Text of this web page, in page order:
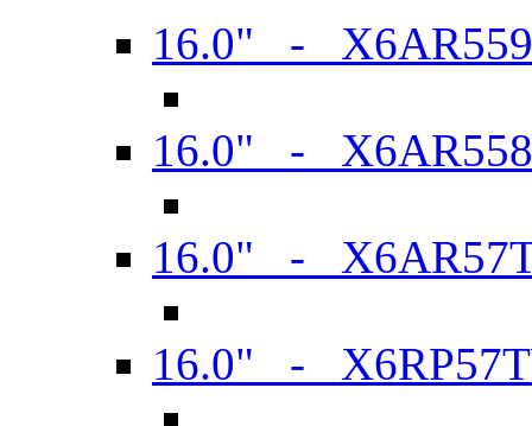
16.0" -
16.0" -
16.0" -
16.0" -